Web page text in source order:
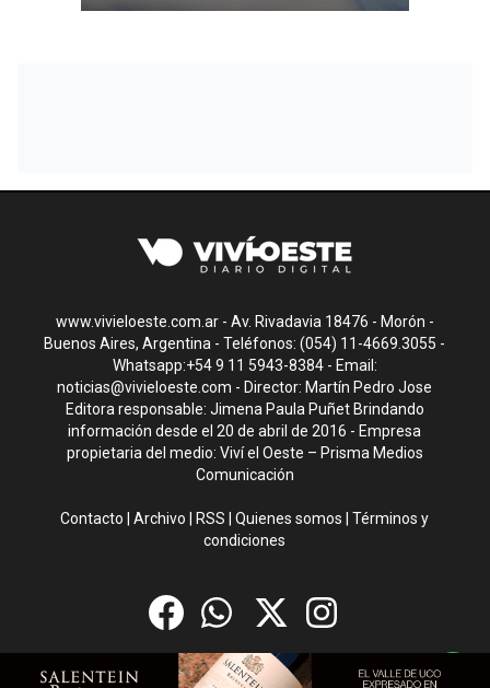
www.vivieloeste.com.ar - Av. Rivadavia 18476 - Morón -
Buenos Aires, Argentina - Teléfonos: (054) 11-4669.3055 -
Whatsapp:+54 9 11 5943-8384 - Email:
noticias@vivieloeste.com - Director: Martín Pedro Jose
Editora responsable: Jimena Paula Puñet Brindando
información desde el 20 de abril de 2016 - Empresa
propietaria del medio: Viví el Oeste – Prisma Medios
Comunicación
Contacto |Archivo RSS |Quienes somos |Términos y
condiciones